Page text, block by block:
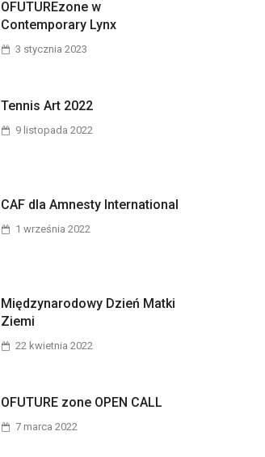
OFUTUREzone w
Contemporary Lynx
3 stycznia 2023
Tennis Art 2022
9 listopada 2022
CAF dla Amnesty International
1 września 2022
Międzynarodowy Dzień Matki
Ziemi
22 kwietnia 2022
OFUTURE zone OPEN CALL
7 marca 2022